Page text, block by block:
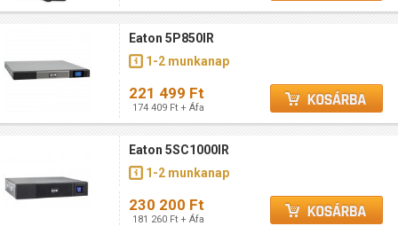
Eaton 5P850IR
1-2 munkanap
221 499 Ft
174 409 Ft + Áfa
Eaton 5SC1000IR
1-2 munkanap
230 200 Ft
181 260 Ft + Áfa